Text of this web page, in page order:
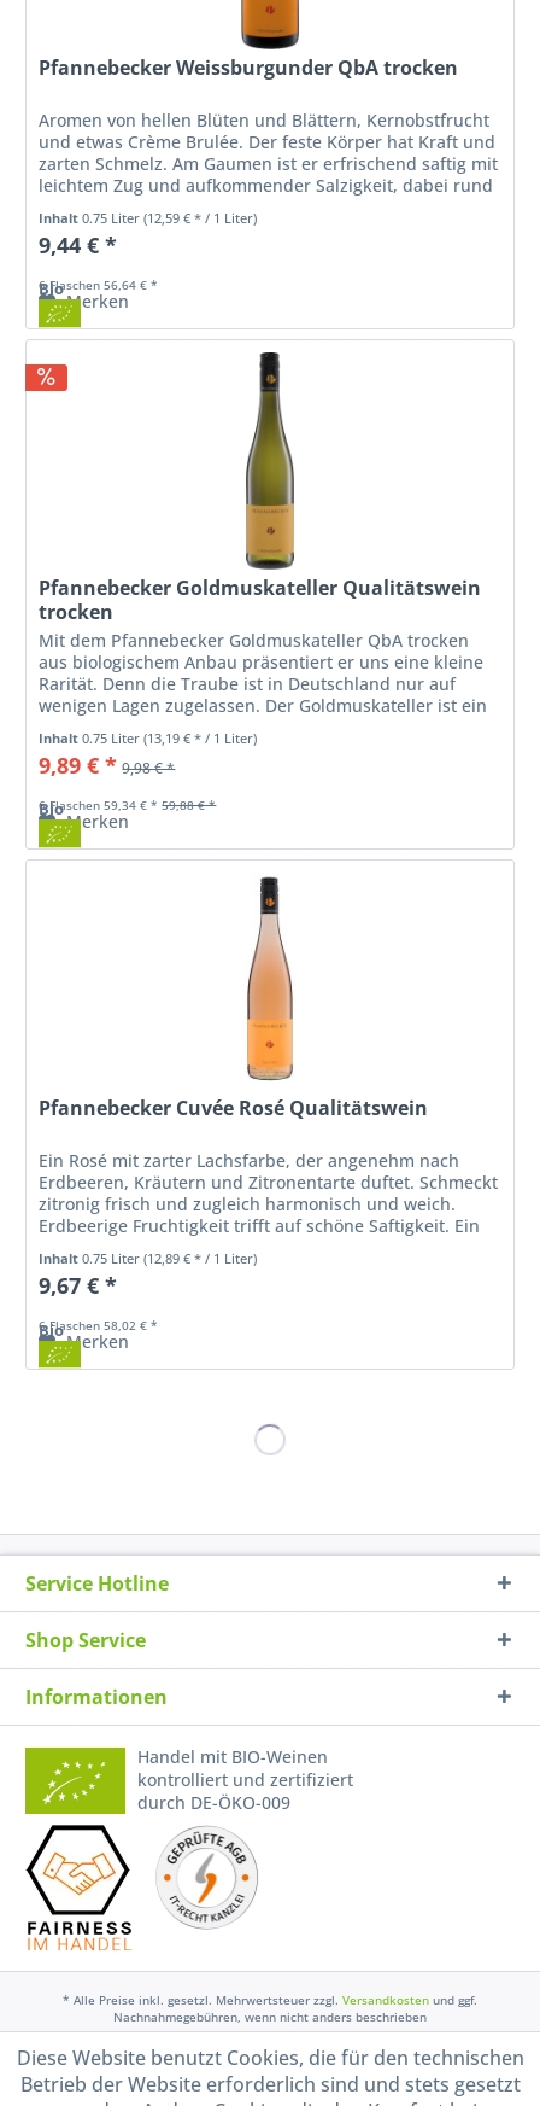
Bio
Pfannebecker Weissburgunder QbA trocken
Aromen von hellen Blüten und Blättern, Kernobstfrucht
und etwas Crème Brulée. Der feste Körper hat Kraft und
zarten Schmelz. Am Gaumen ist er erfrischend saftig mit
leichtem Zug und aufkommender Salzigkeit, dabei rund
Inhalt0.75 Liter(12,59 € * / 1 Liter)
9,44 € *
6 Flaschen 56,64 € *
Merken
Bio
Pfannebecker Goldmuskateller Qualitätswein
trocken
Mit dem Pfannebecker Goldmuskateller QbA trocken
aus biologischem Anbau präsentiert er uns eine kleine
Rarität. Denn die Traube ist in Deutschland nur auf
wenigen Lagen zugelassen. Der Goldmuskateller ist ein
zarter, schlanker Tropfen,...
Inhalt0.75 Liter(13,19 € * / 1 Liter)
9,89 € * 9,98 € *
6 Flaschen 59,34 € * 59,88 € *
Merken
Bio
Pfannebecker Cuvée Rosé Qualitätswein
Ein Rosé mit zarter Lachsfarbe, der angenehm nach
Erdbeeren, Kräutern und Zitronentarte duftet. Schmeckt
zitronig frisch und zugleich harmonisch und weich.
Erdbeerige Fruchtigkeit trifft auf schöne Saftigkeit. Ein
eleganter Roséwein mit...
Inhalt0.75 Liter(12,89 € * / 1 Liter)
9,67 € *
6 Flaschen 58,02 € *
Merken
Service Hotline
Shop Service
Informationen
Handel mit BIO-Weinen
kontrolliert und zertifiziert
durch DE-ÖKO-009
* Alle Preise inkl. gesetzl. Mehrwertsteuer zzgl. Versandkosten und ggf.
Nachnahmegebühren, wenn nicht anders beschrieben
Widerruf erklären
Gestaltung, Shop-Setup, Management & Hosting durch Ternum Internet Servicesmit
Diese Website benutzt Cookies, die für den technischen
Betrieb der Website erforderlich sind und stets gesetzt